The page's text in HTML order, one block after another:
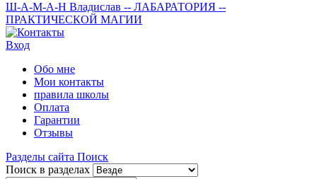
Ш-А-М-А-Н Владислав -- ЛАБАРАТОРИЯ --
ПРАКТИЧЕСКОЙ МАГИИ
Вход
Обо мне
Мои контакты
правила школы
Оплата
Гарантии
Отзывы
Разделы сайта Поиск
Поиск в разделах